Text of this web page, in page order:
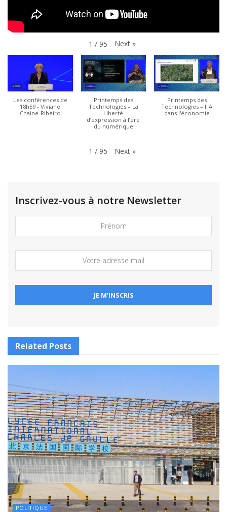
1 / 95 Next »
Les conférences de
18h59 - Viviane
Chaine-Ribeiro
Printemps des
Technologies – La
Liberté
d’expression à l’ère
du numérique
Printemps des
Technologies – l'IA
dans l'économie
1 / 95 Next »
Inscrivez-vous à notre Newsletter
Related Posts
POLITIQUE